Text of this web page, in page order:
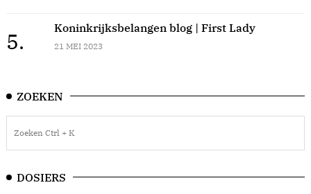
5.
Koninkrijksbelangen blog | First Lady
21 MEI 2023
ZOEKEN
DOSIERS